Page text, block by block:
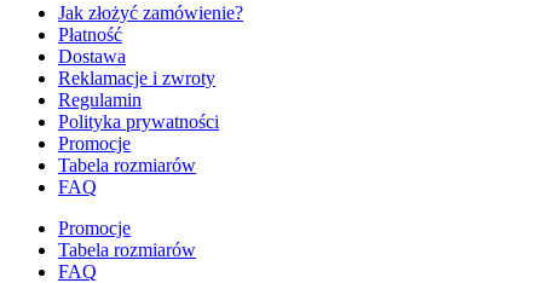
Jak złożyć zamówienie?
Płatność
Dostawa
Reklamacje i zwroty
Regulamin
Polityka prywatności
Promocje
Tabela rozmiarów
FAQ
Promocje
Tabela rozmiarów
FAQ